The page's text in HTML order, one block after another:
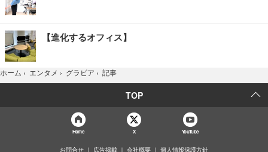
【進化するオフィス】
ホーム › エンタメ › グラビア › 記事
TOP
Home X YouTube
お問合せ 広告掲載 会社概要 個人情報保護方針